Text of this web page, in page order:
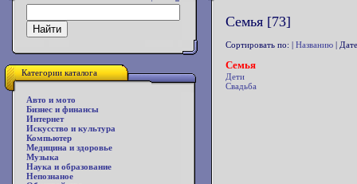
Категории каталога
Авто и мото
Бизнес и финансы
Интернет
Искусство и культура
Компьютер
Медицина и здоровье
Музыка
Наука и образование
Непознаное
Семья [73]
Сортировать по: | Названию |
Семья
Дети
Свадьба